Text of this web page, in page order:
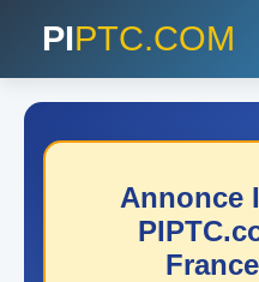
PIPTC.COM
Annonce